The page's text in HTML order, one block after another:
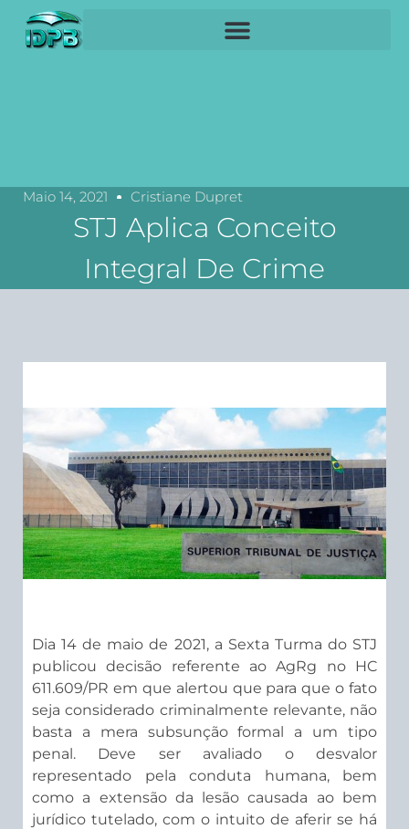
Maio 14, 2021 Cristiane Dupret
STJ Aplica Conceito
Integral De Crime
Dia 14 de maio de 2021, a Sexta Turma do STJ
publicou decisão referente ao AgRg no HC
611.609/PR em que alertou que para que o fato
seja considerado criminalmente relevante, não
basta a mera subsunção formal a um tipo
penal. Deve ser avaliado o desvalor
representado pela conduta humana, bem
como a extensão da lesão causada ao bem
jurídico tutelado, com o intuito de aferir se há